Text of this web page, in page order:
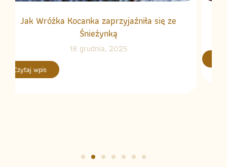
Jak Wróżka Kocanka zaprzyjaźniła się ze
Śnieżynką
18 grudnia, 2025
Czytaj wpis